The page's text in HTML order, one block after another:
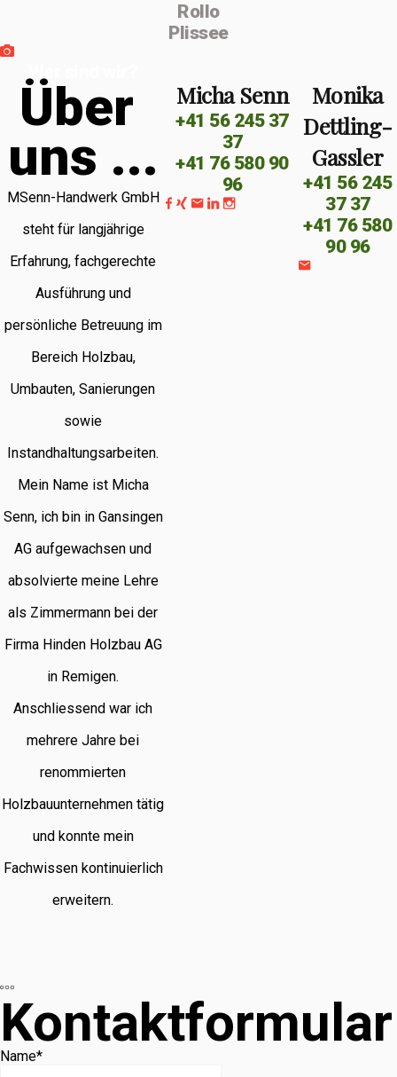
Rollo
Plissee
Über
uns ...
MSenn-Handwerk GmbH
steht für langjährige
Erfahrung, fachgerechte
Ausführung und
persönliche Betreuung im
Bereich Holzbau,
Umbauten, Sanierungen
sowie
Instandhaltungsarbeiten.
Mein Name ist Micha
Senn, ich bin in Gansingen
AG aufgewachsen und
absolvierte meine Lehre
als Zimmermann bei der
Firma Hinden Holzbau AG
in Remigen.
Anschliessend war ich
mehrere Jahre bei
renommierten
Holzbauunternehmen tätig
und konnte mein
Fachwissen kontinuierlich
erweitern.
Micha Senn
+41 56 245 37
37
+41 76 580 90
96
Monika
Dettling-
Gassler
+41 56 245
37 37
+41 76 580
90 96
Kontaktformular
Name*